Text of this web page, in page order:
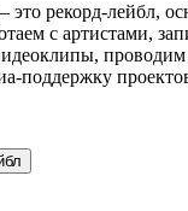
это рекорд-лейбл,
с артистами,
поддержку